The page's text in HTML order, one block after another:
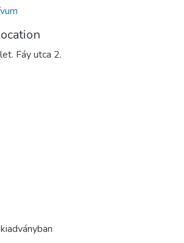
Fáy utca 2.